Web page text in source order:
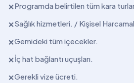
✕Programda belirtilen tüm kara
✕Sağlık hizmetleri. / Kişisel
✕Gemideki tüm içecekler.
✕İç hat bağlantı uçuşları.
✕Gerekli vize ücreti.